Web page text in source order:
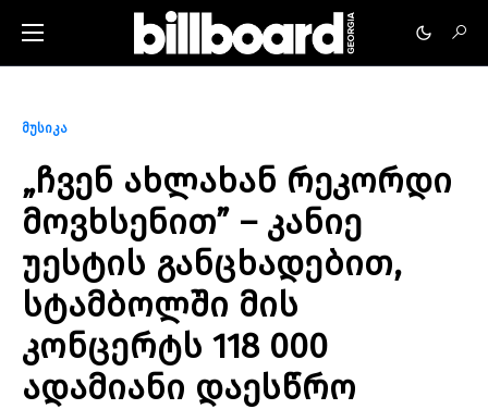
მუსიკა
„ჩვენ ახლახან რეკორდი
მოვხსენით” – კანიე
უესტის განცხადებით,
სტამბოლში მის
კონცერტს 118 000
ადამიანი დაესწრო